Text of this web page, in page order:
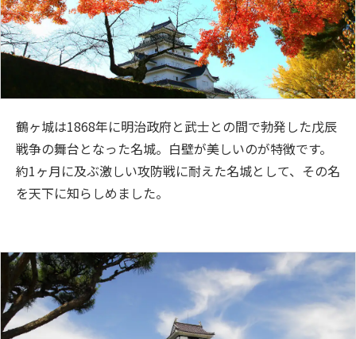
鶴ヶ城は1868年に明治政府と武士との間で勃発した戊辰
戦争の舞台となった名城。白壁が美しいのが特徴です。
約1ヶ月に及ぶ激しい攻防戦に耐えた名城として、その名
を天下に知らしめました。